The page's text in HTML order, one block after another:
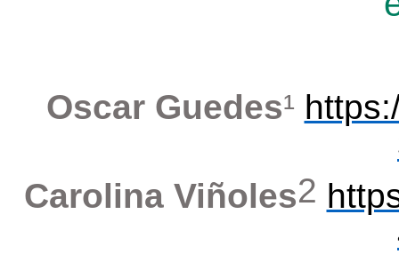
Oscar Guedes¹
Carolina Viñoles2